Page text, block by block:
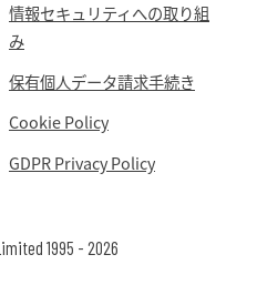
情報セキュリティへの取り組
み
保有個人データ請求手続き
Cookie Policy
GDPR Privacy Policy
1995 - 2026